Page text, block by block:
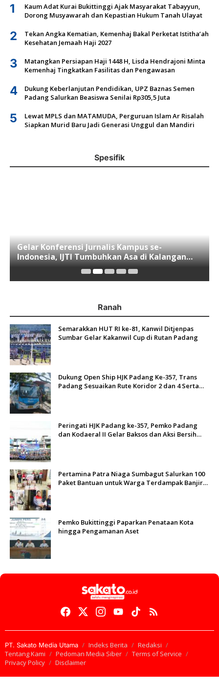
1
Kaum Adat Kurai Bukittinggi Ajak Masyarakat Tabayyun,
Dorong Musyawarah dan Kepastian Hukum Tanah Ulayat
2
Tekan Angka Kematian, Kemenhaj Bakal Perketat Istitha’ah
Kesehatan Jemaah Haji 2027
3
Matangkan Persiapan Haji 1448 H, Lisda Hendrajoni Minta
Kemenhaj Tingkatkan Fasilitas dan Pengawasan
4
Dukung Keberlanjutan Pendidikan, UPZ Baznas Semen
Padang Salurkan Beasiswa Senilai Rp305,5 Juta
5
Lewat MPLS dan MATAMUDA, Perguruan Islam Ar Risalah
Siapkan Murid Baru Jadi Generasi Unggul dan Mandiri
Spesifik
Gelar Konferensi Jurnalis Kampus se-
Indonesia, IJTI Tumbuhkan Asa di Kalangan
Jurnalis Muda di Era Disruspi Digital
Ranah
Semarakkan HUT RI ke-81, Kanwil Ditjenpas
Sumbar Gelar Kakanwil Cup di Rutan Padang
Dukung Open Ship HJK Padang Ke-357, Trans
Padang Sesuaikan Rute Koridor 2 dan 4 Serta
Peringati HJK Padang ke-357, Pemko Padang
dan Kodaeral II Gelar Baksos dan Aksi Bersih
Pertamina Patra Niaga Sumbagut Salurkan 100
Paket Bantuan untuk Warga Terdampak Banjir
Pemko Bukittinggi Paparkan Penataan Kota
hingga Pengamanan Aset
PT. Sakato Media Utama Indeks Berita
Redaksi
Tentang Kami
Pedoman Media Siber
Terms of Service
Privacy Policy
Disclaimer